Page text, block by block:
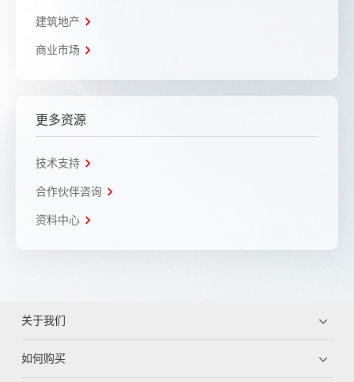
建筑地产
商业市场
更多资源
技术支持
合作伙伴咨询
资料中心
关于我们
如何购买